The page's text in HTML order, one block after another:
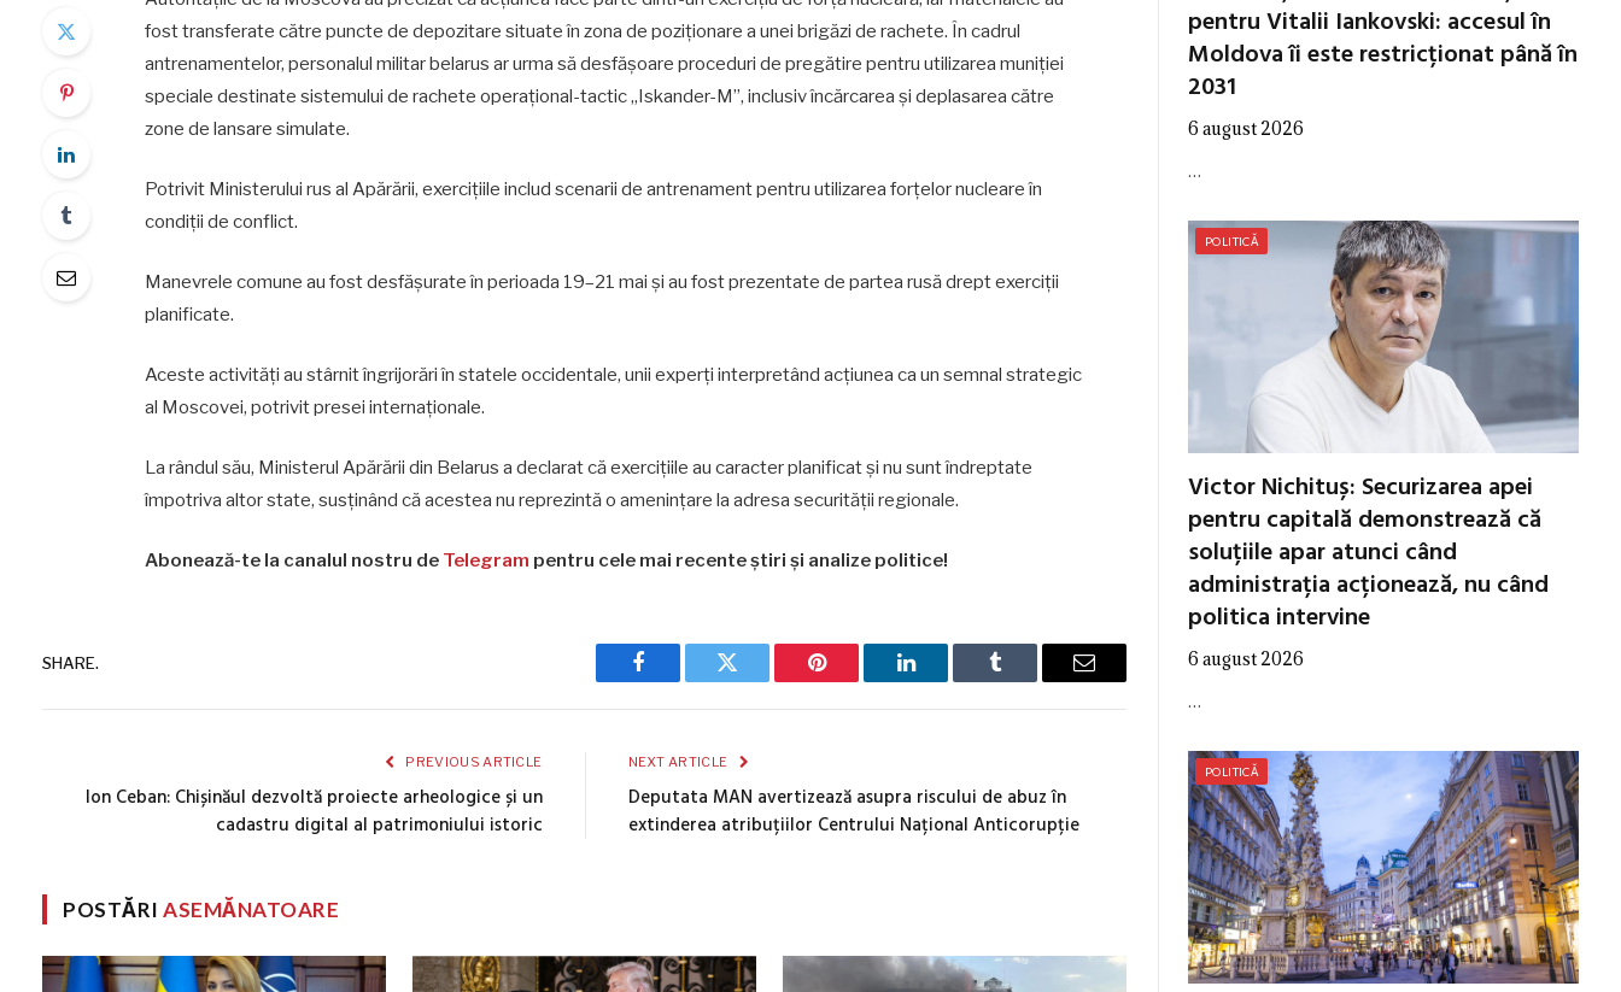
fost transferate către puncte de depozitare situate în zona de poziționare a unei brigăzi de rachete. În cadrul
antrenamentelor, personalul militar belarus ar urma să desfășoare proceduri de pregătire pentru utilizarea muniției
speciale destinate sistemului de rachete operațional-tactic „Iskander-M”, inclusiv încărcarea și deplasarea către
zone de lansare simulate.
Potrivit Ministerului rus al Apărării, exercițiile includ scenarii de antrenament pentru utilizarea forțelor nucleare în
condiții de conflict.
Manevrele comune au fost desfășurate în perioada 19–21 mai și au fost prezentate de partea rusă drept exerciții
planificate.
Aceste activități au stârnit îngrijorări în statele occidentale, unii experți interpretând acțiunea ca un semnal strategic
al Moscovei, potrivit presei internaționale.
La rândul său, Ministerul Apărării din Belarus a declarat că exercițiile au caracter planificat și nu sunt îndreptate
împotriva altor state, susținând că acestea nu reprezintă o amenințare la adresa securității regionale.
Abonează-te la canalul nostru de Telegram pentru cele mai recente știri și analize politice!
SHARE.
Facebook Twitter Pinterest LinkedIn Tumblr Email
PREVIOUS ARTICLE
Ion Ceban: Chișinăul dezvoltă proiecte arheologice și un
cadastru digital al patrimoniului istoric
NEXT ARTICLE
Deputata MAN avertizează asupra riscului de abuz în
extinderea atribuțiilor Centrului Național Anticorupție
POSTĂRIASEMĂNATOARE
pentru Vitalii Iankovski: accesul în
Moldova îi este restricționat până în
2031
6 august 2026
…
POLITICĂ
Victor Nichituș: Securizarea apei
pentru capitală demonstrează că
soluțiile apar atunci când
administrația acționează, nu când
politica intervine
6 august 2026
…
POLITICĂ